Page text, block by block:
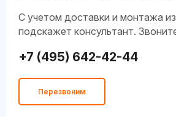
C учетом доставки и монтажа
подскажет консультант.
+7 (495) 642-42-44
Перезвоним